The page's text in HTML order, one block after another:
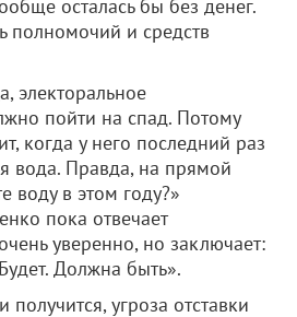
осталась бы без денег.
полномочий и средств
электоральное
пойти на спад. Потому
когда у него последний раз
вода. Правда, на прямой
воду в этом году?»
пока отвечает
уверенно, но заключает:
Должна быть».
угроза отставки